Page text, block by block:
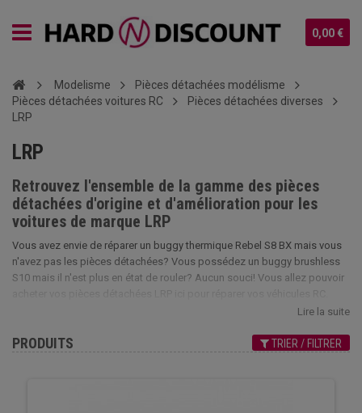
0,00 €
Modelisme
Pièces détachées modélisme
Pièces détachées voitures RC
Pièces détachées diverses
LRP
LRP
Retrouvez l'ensemble de la gamme des pièces
détachées d'origine et d'amélioration pour les
voitures de marque LRP
Vous avez envie de réparer un buggy thermique Rebel S8 BX mais vous
n'avez pas les pièces détachées? Vous possédez un buggy brushless
S10 mais il n'est plus en état de rouler? Aucun souci! Vous allez pouvoir
Parmi notre BDD, vous allez trouver ici moteur, segmentation, coque,
train avant ou arrière, suspensions, pneus, chassis, servos, récepteur,
Lire la suite
PRODUITS TRIER / FILTRER